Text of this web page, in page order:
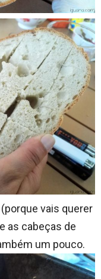
vais querer
as cabeças de
um pouco.